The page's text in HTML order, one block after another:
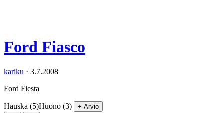
Ford Fiasco
kariku · 3.7.2008
Ford Fiesta
Hauska (5)Huono (3) + Arvio